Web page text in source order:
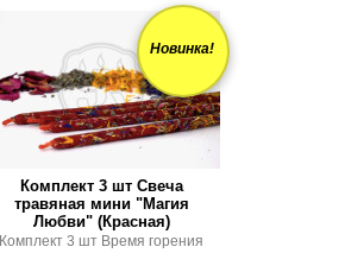
Новинка!
Комплект 3 шт Свеча
травяная мини "Магия
Любви" (Красная)
Комплект 3 шт Время горения